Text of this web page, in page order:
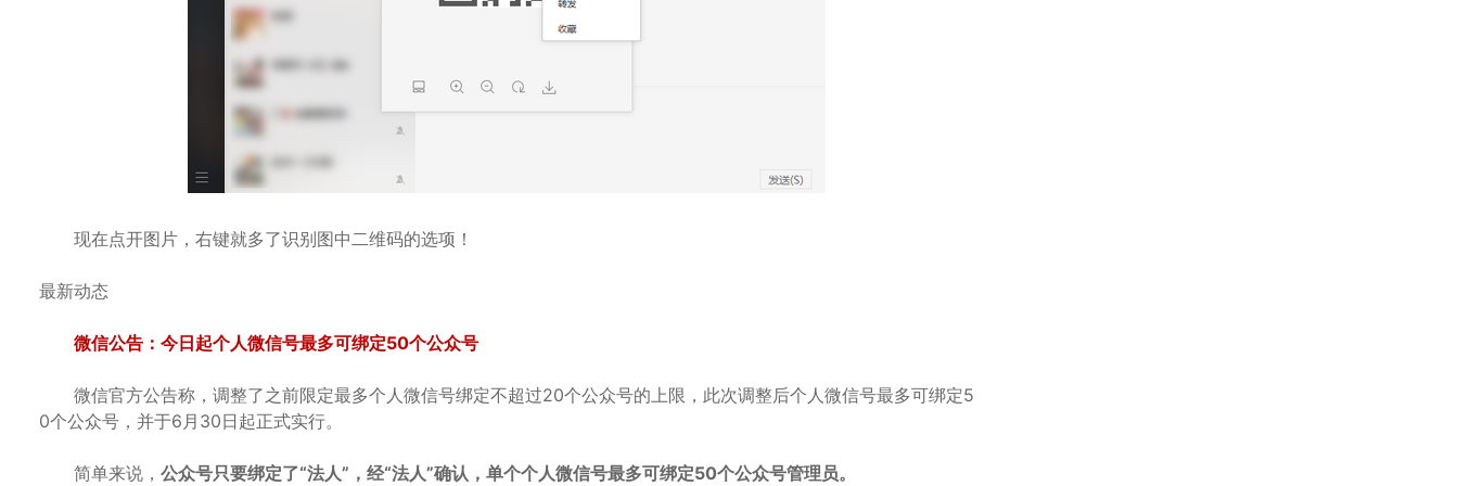
现在点开图片，右键就多了识别图中二维码的选项！
最新动态
微信公告：今日起个人微信号最多可绑定50个公众号
微信官方公告称，调整了之前限定最多个人微信号绑定不超过20个公众号的上限，此次调整后个人微信号最多可绑定5
0个公众号，并于6月30日起正式实行。
简单来说， 公众号只要绑定了“法人”，经“法人”确认，单个个人微信号最多可绑定50个公众号管理员。